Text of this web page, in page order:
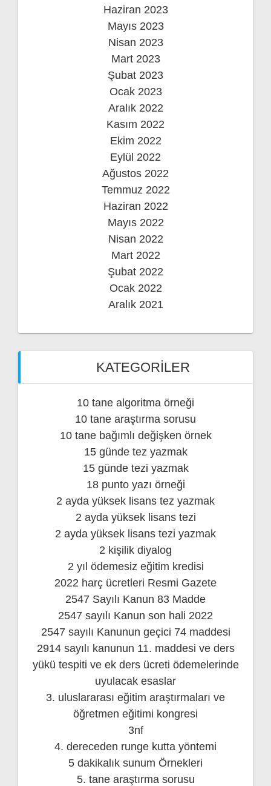
Haziran 2023
Mayıs 2023
Nisan 2023
Mart 2023
Şubat 2023
Ocak 2023
Aralık 2022
Kasım 2022
Ekim 2022
Eylül 2022
Ağustos 2022
Temmuz 2022
Haziran 2022
Mayıs 2022
Nisan 2022
Mart 2022
Şubat 2022
Ocak 2022
Aralık 2021
KATEGORILER
10 tane algoritma örneği
10 tane araştırma sorusu
10 tane bağımlı değişken örnek
15 günde tez yazmak
15 günde tezi yazmak
18 punto yazı örneği
2 ayda yüksek lisans tez yazmak
2 ayda yüksek lisans tezi
2 ayda yüksek lisans tezi yazmak
2 kişilik diyalog
2 yıl ödemesiz eğitim kredisi
2022 harç ücretleri Resmi Gazete
2547 Sayılı Kanun 83 Madde
2547 sayılı Kanun son hali 2022
2547 sayılı Kanunun geçici 74 maddesi
2914 sayılı kanunun 11. maddesi ve ders
yükü tespiti ve ek ders ücreti ödemelerinde
uyulacak esaslar
3. uluslararası eğitim araştırmaları ve
öğretmen eğitimi kongresi
3nf
4. dereceden runge kutta yöntemi
5 dakikalık sunum Örnekleri
5. tane araştırma sorusu